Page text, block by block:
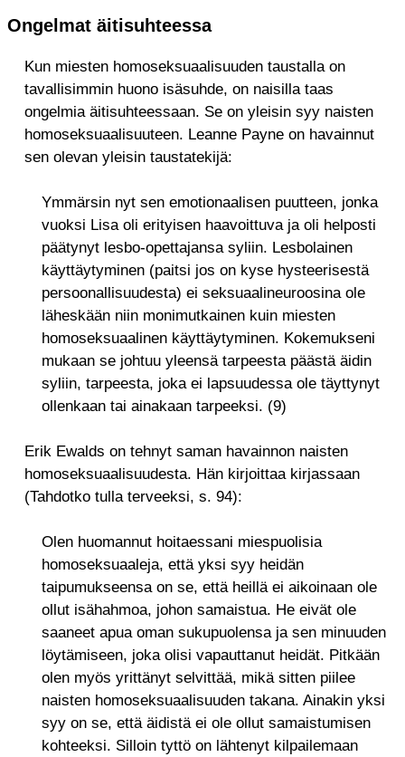
Ongelmat äitisuhteessa
Kun miesten homoseksuaalisuuden taustalla on
tavallisimmin huono isäsuhde, on naisilla taas
ongelmia äitisuhteessaan. Se on yleisin syy naisten
homoseksuaalisuuteen. Leanne Payne on havainnut
sen olevan yleisin taustatekijä:
Ymmärsin nyt sen emotionaalisen puutteen, jonka
vuoksi Lisa oli erityisen haavoittuva ja oli helposti
päätynyt lesbo-opettajansa syliin. Lesbolainen
käyttäytyminen (paitsi jos on kyse hysteerisestä
persoonallisuudesta) ei seksuaalineuroosina ole
läheskään niin monimutkainen kuin miesten
homoseksuaalinen käyttäytyminen. Kokemukseni
mukaan se johtuu yleensä tarpeesta päästä äidin
syliin, tarpeesta, joka ei lapsuudessa ole täyttynyt
ollenkaan tai ainakaan tarpeeksi. (9)
Erik Ewalds on tehnyt saman havainnon naisten
homoseksuaalisuudesta. Hän kirjoittaa kirjassaan
(Tahdotko tulla terveeksi, s. 94):
Olen huomannut hoitaessani miespuolisia
homoseksuaaleja, että yksi syy heidän
taipumukseensa on se, että heillä ei aikoinaan ole
ollut isähahmoa, johon samaistua. He eivät ole
saaneet apua oman sukupuolensa ja sen minuuden
löytämiseen, joka olisi vapauttanut heidät. Pitkään
olen myös yrittänyt selvittää, mikä sitten piilee
naisten homoseksuaalisuuden takana. Ainakin yksi
syy on se, että äidistä ei ole ollut samaistumisen
kohteeksi. Silloin tyttö on lähtenyt kilpailemaan